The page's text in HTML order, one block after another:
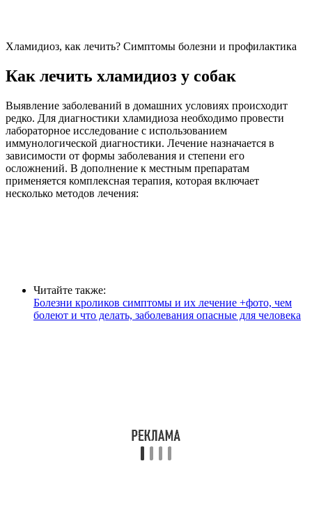
Хламидиоз, как лечить? Симптомы болезни и профилактика
Как лечить хламидиоз у собак
Выявление заболеваний в домашних условиях происходит
редко. Для диагностики хламидиоза необходимо провести
лабораторное исследование с использованием
иммунологической диагностики. Лечение назначается в
зависимости от формы заболевания и степени его
осложнений. В дополнение к местным препаратам
применяется комплексная терапия, которая включает
несколько методов лечения:
Читайте также:
Болезни кроликов симптомы и их лечение +фото, чем
болеют и что делать, заболевания опасные для человека